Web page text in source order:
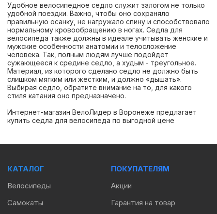
Удобное велосипедное седло служит залогом не только
удобной поездки. Важно, чтобы оно сохраняло
правильную осанку, не нагружало спину и способствовало
нормальному кровообращению в ногах. Седла для
велосипеда также должны в идеале учитывать женские и
мужские особенности анатомии и телосложение
человека. Так, полным людям лучше подойдет
сужающееся к средине седло, а худым - треугольное.
Материал, из которого сделано седло не должно быть
слишком мягким или жестким, и должно «дышать».
Выбирая седло, обратите внимание на то, для какого
стиля катания оно предназначено.
Интернет-магазин ВелоЛидер в Воронеже предлагает
купить седла для велосипеда по выгодной цене
КАТАЛОГ
Велосипеды
Самокаты
ПОКУПАТЕЛЯМ
Акции
Гарантия на товар